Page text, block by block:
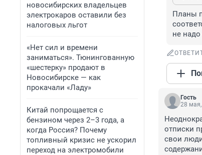
новосибирских владельцев
электрокаров оставили без
налоговых льгот
«Нет сил и времени
заниматься». Тюнингованную
«шестерку» продают в
Новосибирске — как
прокачали «Ладу»
Китай попрощается с
бензином через 2–3 года, а
когда Россия? Почему
топливный кризис не ускорил
переход на электромобили
Планы
не надо
Гость
28
отписки
свои